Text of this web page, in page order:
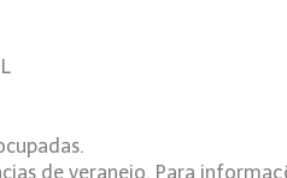
de veraneio. Para